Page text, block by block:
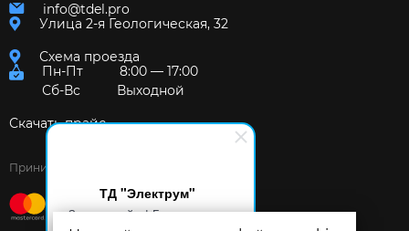
ТД "Электрум"
Здравствуйте! Готов помочь
info@tdel.pro
Улица 2-я Геологическая, 32
Схема проезда
Пн-Пт
8:00 — 17:00
Сб-Вс
Выходной
Скачать прайс
Принимаем к оплате: